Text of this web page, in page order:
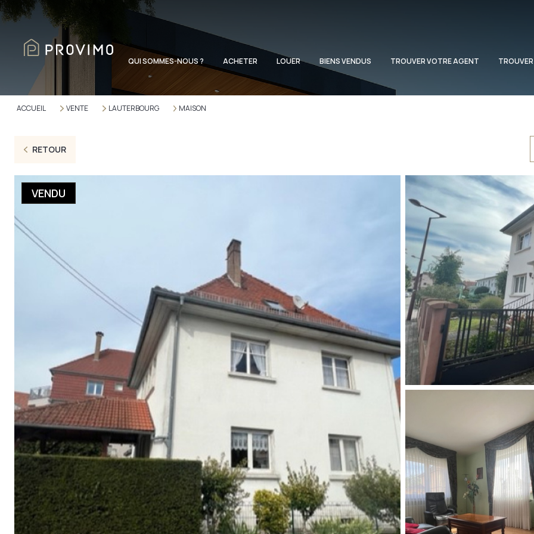
QUI SOMMES-NOUS ? ACHETER LOUER BIENS VENDUS TROUVER VOTRE AGENT
ACCUEIL VENTE LAUTERBOURG MAISON
RETOUR
VENDU